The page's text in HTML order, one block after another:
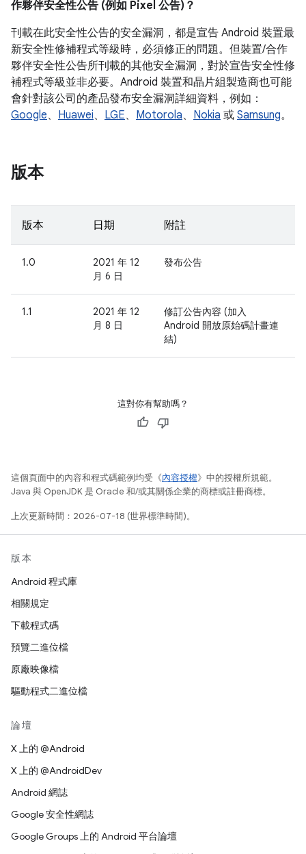
作夥伴安全性公告 (例如 Pixel 公告)？
刊載在此安全性公告的安全漏洞，都是宣告 Android 裝置最
新安全性修補程式等級時，必須修正的問題。但裝置/合作
夥伴安全性公告所刊載的其他安全漏洞，對於宣告安全性修
補程式等級並非必要。Android 裝置和晶片組製造商也可能
會針對該公司的產品發布安全漏洞詳細資料，例如：
Google、 Huawei、 LGE、 Motorola、 Nokia 或 Samsung。
版本
版本 日期 附註
1.0
2021 年 12
月 6 日
發布公告
1.1
2021 年 12
月 8 日
修訂公告內容 (加入
Android 開放原始碼計畫連
結)
這對你有幫助嗎？
這個頁面中的內容和程式碼範例均受《內容授權》中的授權所規範。
Java 與 OpenJDK 是 Oracle 和/或其關係企業的商標或註冊商標。
上次更新時間：2026-07-18 (世界標準時間)。
版本
Android 程式庫
相關規定
下載程式碼
預覽二進位檔
原廠映像檔
驅動程式二進位檔
論壇
X 上的 @Android
X 上的 @AndroidDev
Android 網誌
Google 安全性網誌
Google Groups 上的 Android 平台論壇